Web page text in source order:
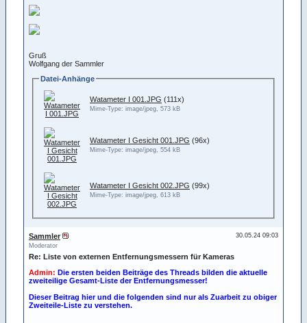
Gruß
Wolfgang der Sammler
Datei-Anhänge
Watameter I 001.JPG (111x)
Mime-Type: image/jpeg, 573 kB
Watameter I Gesicht 001.JPG (96x)
Mime-Type: image/jpeg, 554 kB
Watameter I Gesicht 002.JPG (99x)
Mime-Type: image/jpeg, 613 kB
30.05.24 09:03
Sammler
Moderator
Re: Liste von externen Entfernungsmessern für Kameras
Admin: Die ersten beiden Beiträge des Threads bilden die aktuelle
zweiteilige Gesamt-Liste der Entfernungsmesser!
Dieser Beitrag hier und die folgenden sind nur als Zuarbeit zu obiger
Zweiteile-Liste zu verstehen.